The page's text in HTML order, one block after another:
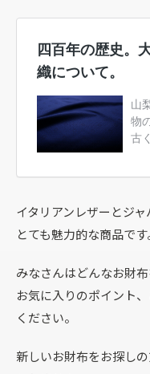
イタリアンレザーとジ
とても魅力的な商品です
みなさんはどんなお財
お気に入りのポイント
ください。
新しいお財布をお探し